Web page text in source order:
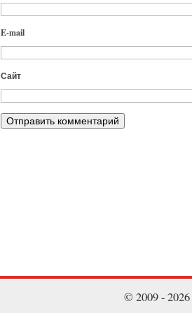
E-mail
Сайт
© 2009 - 2026